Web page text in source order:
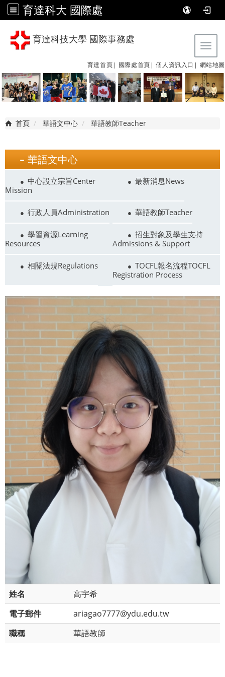
育達科大 國際處
育達科技大學 國際事務處
育達首頁| 國際處首頁| 個人資訊入口| 網站地圖
首頁 華語文中心 華語教師Teacher
華語文中心
中心設立宗旨Center
Mission
最新消息News
行政人員Administration 華語教師Teacher
學習資源Learning
Resources
招生對象及學生支持
Admissions & Support
相關法規Regulations
TOCFL報名流程TOCFL
Registration Process
姓名
高宇希
電子郵件
ariagao7777@ydu.edu.tw
職稱
華語教師